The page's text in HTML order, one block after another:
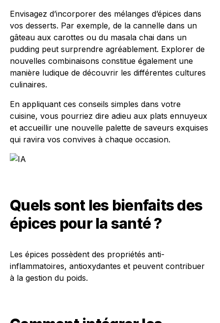
Envisagez d’incorporer des mélanges d’épices dans
vos desserts. Par exemple, de la cannelle dans un
gâteau aux carottes ou du masala chai dans un
pudding peut surprendre agréablement. Explorer de
nouvelles combinaisons constitue également une
manière ludique de découvrir les différentes cultures
culinaires.
En appliquant ces conseils simples dans votre
cuisine, vous pourriez dire adieu aux plats ennuyeux
et accueillir une nouvelle palette de saveurs exquises
qui ravira vos convives à chaque occasion.
Quels sont les bienfaits des
épices pour la santé ?
Les épices possèdent des propriétés anti-
inflammatoires, antioxydantes et peuvent contribuer
à la gestion du poids.